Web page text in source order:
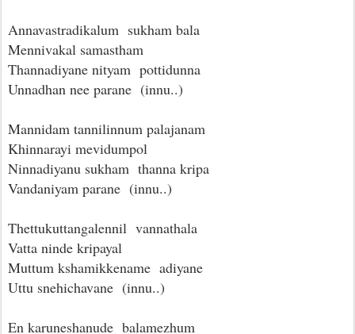
Annavastradikalum sukham bala
Mennivakal samastham
Thannadiyane nityam pottidunna
Unnadhan nee parane (innu..)
Mannidam tannilinnum palajanam
Khinnarayi mevidumpol
Ninnadiyanu sukham thanna kripa
Vandaniyam parane (innu..)
Thettukuttangalennil vannathala
Vatta ninde kripayal
Muttum kshamikkename adiyane
Uttu snehichavane (innu..)
En karuneshanude balamezhum